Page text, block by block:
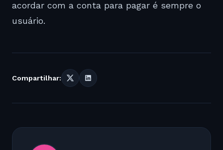
acordar com a conta para pagar é sempre o
usuário.
Compartilhar: